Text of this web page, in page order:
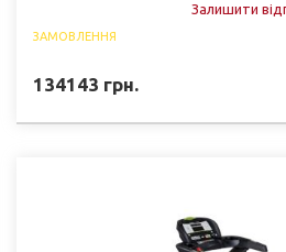
Залишити
ЗАМОВЛЕННЯ
134143 грн.